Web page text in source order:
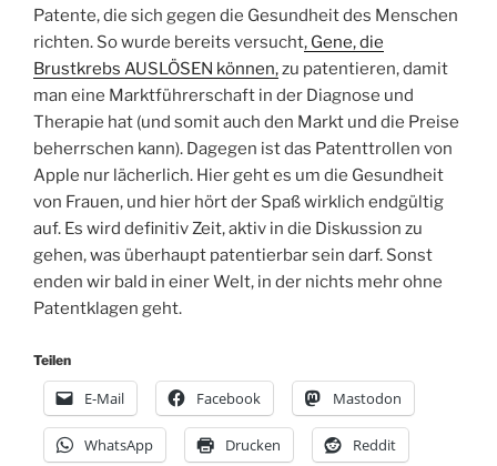
Patente, die sich gegen die Gesundheit des Menschen
richten. So wurde bereits versucht, Gene, die
Brustkrebs AUSLÖSEN können,zu patentieren, damit
man eine Marktführerschaft in der Diagnose und
Therapie hat (und somit auch den Markt und die Preise
beherrschen kann). Dagegen ist das Patenttrollen von
Apple nur lächerlich. Hier geht es um die Gesundheit
von Frauen, und hier hört der Spaß wirklich endgültig
auf. Es wird definitiv Zeit, aktiv in die Diskussion zu
gehen, was überhaupt patentierbar sein darf. Sonst
enden wir bald in einer Welt, in der nichts mehr ohne
Patentklagen geht.
Teilen
E-Mail Facebook Mastodon
WhatsApp Drucken Reddit